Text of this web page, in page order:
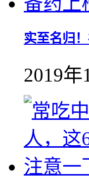
实至名归
2019年